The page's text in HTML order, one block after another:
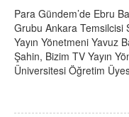
Para Gündem’de Ebru
Grubu Ankara Temsilcisi
Yayın Yönetmeni Yavuz
Şahin, Bizim TV Yayın
Üniversitesi Öğretim